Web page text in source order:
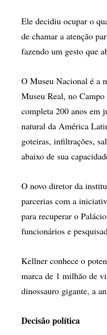
Ele decidiu ocupar o
de chamar a atenção
fazendo um gesto que
O Museu Nacional é a
Museu Real, no
completa 200 anos em
natural da América
goteiras, infiltrações,
abaixo de sua
O novo diretor da
parcerias com a
para recuperar o
funcionários e
Kellner conhece o
marca de 1 milhão de
dinossauro gigante, a
Decisão política